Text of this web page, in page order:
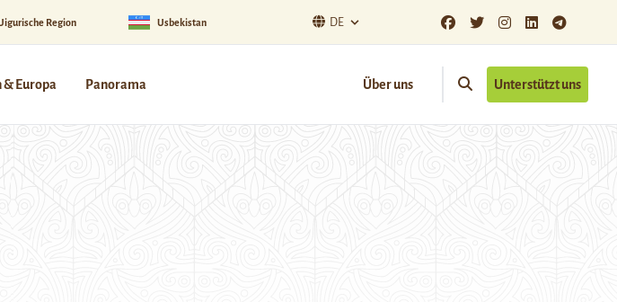
Region Usbekistan DE
Europa Panorama Über uns Unterstützt uns